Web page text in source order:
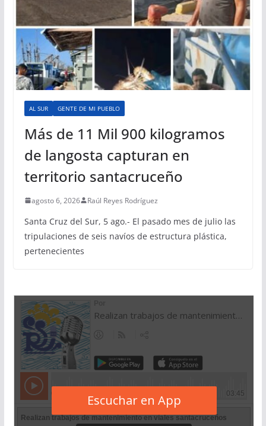
AL SUR GENTE DE MI PUEBLO
Más de 11 Mil 900 kilogramos
de langosta capturan en
territorio santacruceño
agosto 6, 2026 Raúl Reyes Rodríguez
Santa Cruz del Sur, 5 ago.- El pasado mes de julio las
tripulaciones de seis navíos de estructura plástica,
pertenecientes